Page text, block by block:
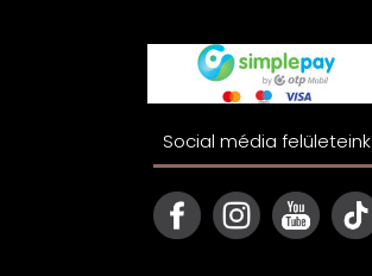
Social média felületeink